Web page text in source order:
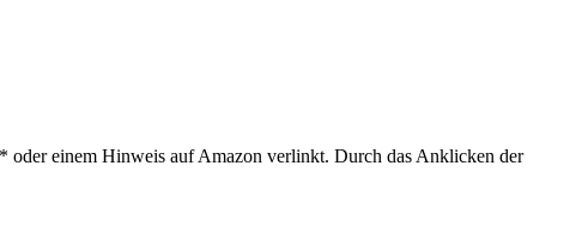
oder einem Hinweis auf Amazon verlinkt. Durch das Anklicken der